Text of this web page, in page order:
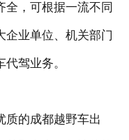
全，可根据一流不同
企业单位、机关部门
驾业务。
的成都越野车出